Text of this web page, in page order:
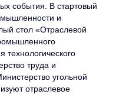
события. В стартовый
и
стол «Отраслевой
технологического
труда и
угольной
отраслевое